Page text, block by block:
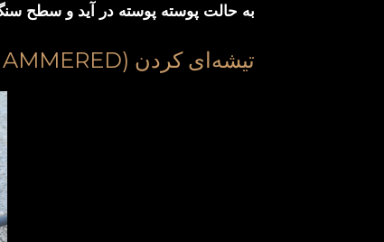
به حالت پوسته پوسته در آید و سطح
تیشه‌ای کردن (BUSH-HAMMERED)